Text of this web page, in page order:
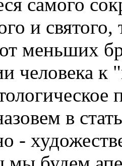
и святого,
меньших
человека к
в
-